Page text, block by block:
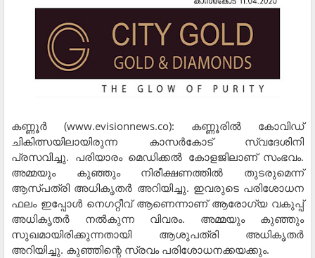
കണ്ണൂര്‍ (www.evisionnews.co): കണ്ണൂരില്‍ കോവിഡ്
ചികിത്സയിലായിരുന്ന കാസര്‍കോട് സ്വദേശിനി
പ്രസവിച്ചു. പരിയാരം മെഡിക്കല്‍ കോളജിലാണ് സംഭവം.
അമ്മയും കുഞ്ഞും നിരീക്ഷണത്തില്‍ തുടരുമെന്ന്
ആസ്പത്രി അധികൃതര്‍ അറിയിച്ചു. ഇവരുടെ പരിശോധന
ഫലം ഇപ്പോള്‍ നെഗറ്റീവ് ആണെന്നാണ് ആരോഗ്യ വകുപ്പ്
അധികൃതര്‍ നല്‍കുന്ന വിവരം. അമ്മയും കുഞ്ഞും
സുഖമായിരിക്കുന്നതായി ആശുപത്രി അധികൃതര്‍
അറിയിച്ചു. കുഞ്ഞിന്റെ സ്രവം പരിശോധനക്കയക്കും.